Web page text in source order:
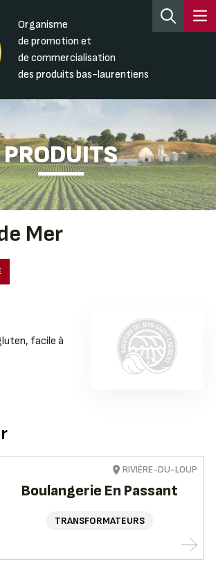
Organisme
de promotion et
de commercialisation
des produits bas-laurentiens
PRODUITS
Mer
facile à
Boulangerie En Passant
TRANSFORMATEURS
RIVIÈRE-DU-LOUP